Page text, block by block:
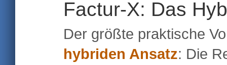
Factur-X: Das
Der größte praktische
hybriden Ansatz: Die